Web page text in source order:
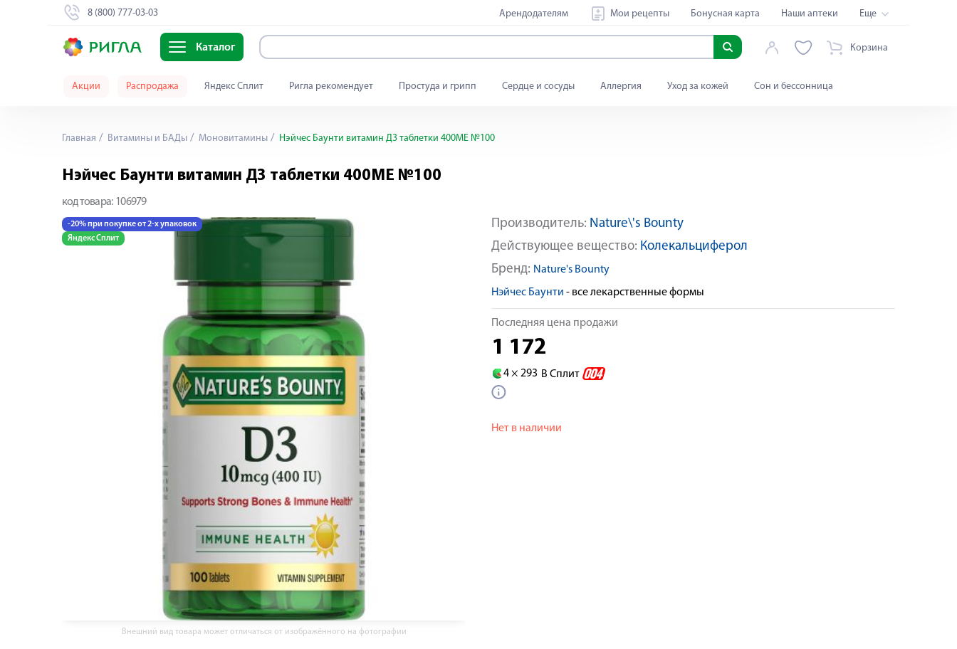
8 (800) 777-03-03 Арендодателям Мои рецепты Бонусная карта Наши аптеки Еще
Каталог Корзина
Акции Распродажа Яндекс Сплит Ригла рекомендует Простуда и грипп Сердце и сосуды Аллергия Уход за кожей Сон и бессонница
Главная Витамины и БАДы Моновитамины Нэйчес Баунти витамин Д3 таблетки 400МЕ №100
Нэйчес Баунти витамин Д3 таблетки 400МЕ №100
код товара: 106979
-20% при покупке от 2-х упаковок
Яндекс Сплит
Внешний вид товара может отличаться от изображённого на фотографии
Производитель: Nature\'s Bounty
Действующее вещество: Колекальциферол
Бренд: Nature's Bounty
Нэйчес Баунти - все лекарственные формы
Последняя цена продажи
1 172
4 × 293 В Сплит
Нет в наличии